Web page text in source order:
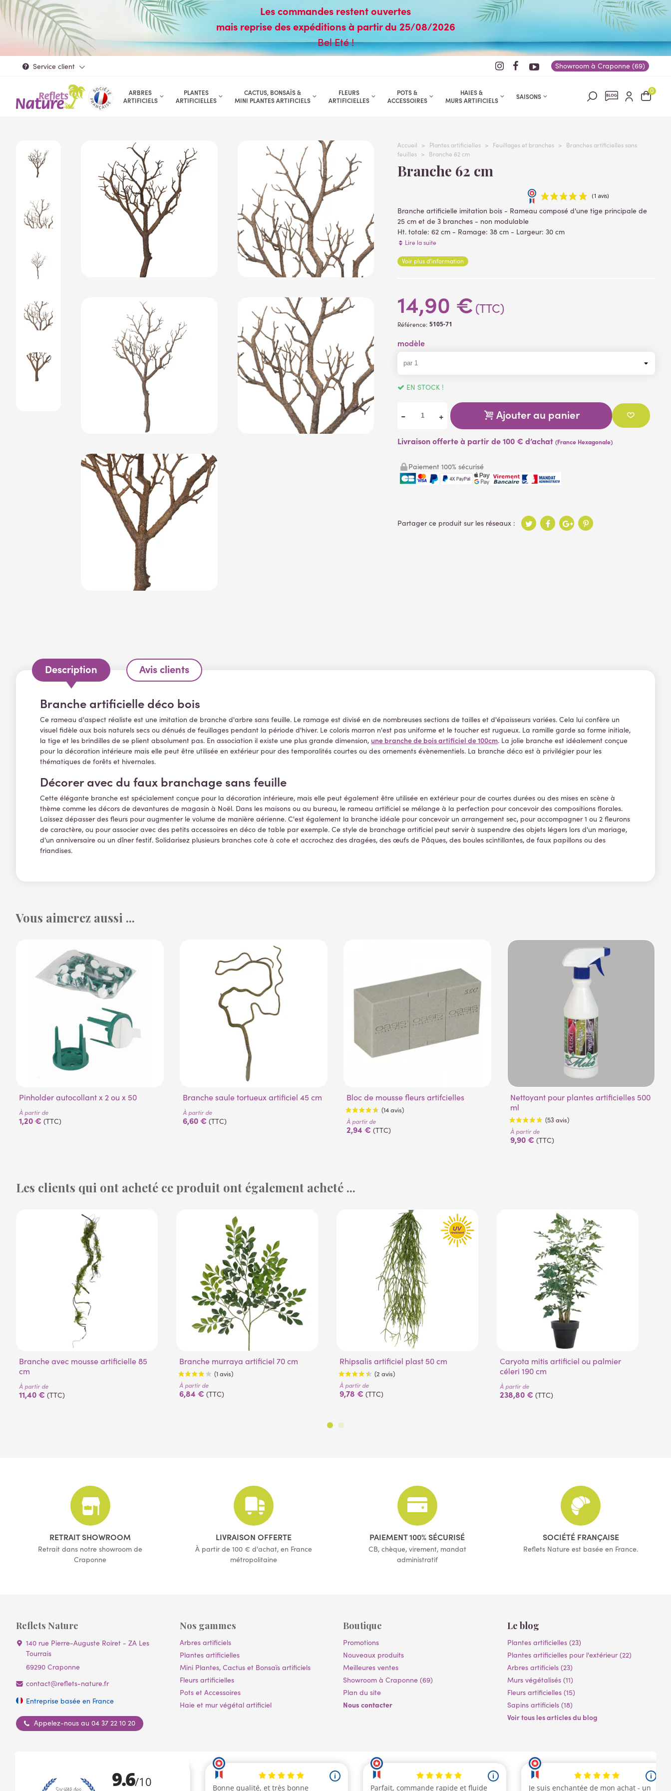
Les commandes restent ouvertes
mais reprise des expéditions à partir du 25/08/2026
Bel Eté !
Service client Showroom à Craponne (69)
ARBRES
ARTIFICIELS
PLANTES
ARTIFICIELLES
CACTUS, BONSAÏS &
MINI PLANTES ARTIFICIELS
FLEURS
ARTIFICIELLES
POTS &
ACCESSOIRES
HAIES &
MURS ARTIFICIELS
SAISONS
0
Accueil > Plantes artificielles > Feuillages et branches >
Branches artificielles sans
feuilles > Branche 62 cm
Branche 62 cm
Branche artificielle imitation bois - Rameaucomposé d'une tige principale de
25 cm et de 3 branches - non modulable
Ht. totale: 62 cm - Ramage: 38 cm - Largeur: 30 cm
Matière de la branche
Lire la suite
Voir plus d'information
14,90 € (TTC)
Référence: 5105-71
modèle
EN STOCK !
- + Ajouter au panier
Livraison offerte à partir de 100 € d’achat(France Hexagonale)
Paiement 100% sécurisé
Description Avis clients
Branche artificielle déco bois
Ce rameau d'aspect réaliste est une imitation de branche d'arbre sans feuille. Le ramage est divisé en de nombreuses sections de tailles et d'épaisseurs variées. Cela lui confère un
visuel fidèle aux bois naturels secs ou dénués de feuillages pendant la période d'hiver. Le coloris marron n'est pas uniforme et le toucher est rugueux. La ramille garde sa forme initiale,
la tige et les brindilles de se plient absolument pas. En association il existe une plus grande dimension, une branche de bois artificiel de 100cm. La jolie branche est idéalement conçue
pour la décoration intérieure mais elle peut être utilisée en extérieur pour des temporalités courtes ou des ornements évènementiels. La branche déco est à privilégier pour les
thématiques de forêts et hivernales.
Décorer avec du faux branchage sans feuille
Cette élégante branche est spécialement conçue pour la décoration intérieure, mais elle peut également être utilisée en extérieur pour de courtes durées ou des mises en scène à
thème comme les décors de devantures de magasin à Noël. Dans les maisons ou au bureau, le rameau artificiel se mélange à la perfection pour concevoir des compositions florales.
Laissez dépasser des fleurs pour augmenter le volume de manière aérienne. C'est également la branche idéale pour concevoir un arrangement sec, pour accompagner 1 ou 2 fleurons
de caractère, ou pour associer avec des petits accessoires en déco de table par exemple. Ce style de branchage artificiel peut servir à suspendre des objets légers lors d'un mariage,
d'un anniversaire ou un dîner festif. Solidarisez plusieurs branches cote à cote et accrochez des dragées, des œufs de Pâques, des boules scintillantes, de faux papillons ou des
friandises.
Vous aimerez aussi ...
Pinholder autocollant x 2 ou x 50
À partir de
1,20 € (TTC)
Branche saule tortueux artificiel 45 cm
À partir de
6,60 € (TTC)
Bloc de mousse fleurs artifcielles
À partir de
2,94 € (TTC)
Nettoyant pour plantes artificielles 500
ml
(53 avis)
À partir de
9,90 € (TTC)
Les clients qui ont acheté ce produit ont également acheté ...
Branche avec mousse artificielle 85
cm
À partir de
11,40 € (TTC)
Branche murraya artificiel 70 cm
(1 avis)
À partir de
6,84 € (TTC)
Rhipsalis artificiel plast 50 cm
(2 avis)
À partir de
9,78 € (TTC)
Caryota mitis artificiel ou palmier
céleri 190 cm
À partir de
238,80 € (TTC)
RETRAIT SHOWROOM
Retrait dans notre showroom de
Craponne
LIVRAISON OFFERTE
À partir de 100 € d'achat, en France
métropolitaine
PAIEMENT 100% SÉCURISÉ
CB, chèque, virement, mandat
administratif
SOCIÉTÉ FRANÇAISE
Reflets Nature est basée en France.
Reflets Nature
140 rue Pierre-Auguste Roiret - ZA Les
Tourrais
69290 Craponne
contact@reflets-nature.fr
Entreprise basée en France
Appelez-nous au 04 37 22 10 20
Nos gammes
Arbres artificiels
Plantes artificielles
Mini Plantes, Cactus et Bonsaïs artificiels
Fleurs artificielles
Pots et Accessoires
Haie et mur végétal artificiel
Boutique
Promotions
Nouveaux produits
Meilleures ventes
Showroom à Craponne (69)
Plan du site
Nous contacter
Le blog
Plantes artificielles (23)
Plantes artificielles pour l'extérieur (22)
Arbres artificiels (23)
Murs végétalisés (11)
Fleurs artificielles (15)
Sapins artificiels (18)
Voir tous les articles du blog